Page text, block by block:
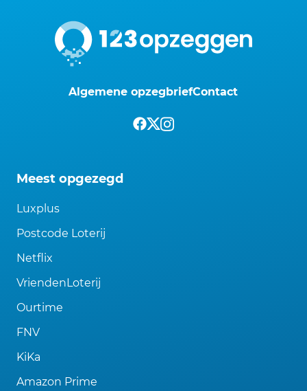
Algemene opzegbriefContact
Meest opgezegd
Luxplus
Postcode Loterij
Netflix
VriendenLoterij
Ourtime
FNV
KiKa
Amazon Prime